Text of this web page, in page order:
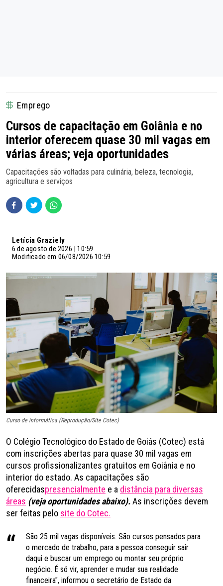
Emprego
Cursos de capacitação em Goiânia e no
interior oferecem quase 30 mil vagas em
várias áreas; veja oportunidades
Capacitações são voltadas para culinária, beleza, tecnologia,
agricultura e serviços
Letícia Graziely
6 de agosto de 2026 | 10:59
Modificado em 06/08/2026 10:59
Curso de informática (Reprodução/Site Cotec)
O Colégio Tecnológico do Estado de Goiás (Cotec) está
com inscrições abertas para quase 30 mil vagas em
cursos profissionalizantes gratuitos em Goiânia e no
interior do estado. As capacitações são
oferecidaspresencialmente e a distância para diversas
áreas (veja oportunidades abaixo).As inscrições devem
ser feitas pelo site do Cotec.
São 25 mil vagas disponíveis. São cursos pensados para
o mercado de trabalho, para a pessoa conseguir sair
daqui e buscar um emprego ou montar seu próprio
negócio. É só vir, aprender e mudar sua realidade
financeira", informou o secretário de Estado da